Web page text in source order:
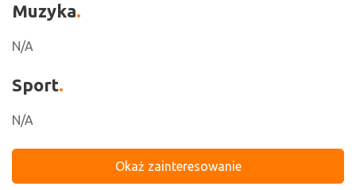
Muzyka
N/A
Sport
N/A
Okaż zainteresowanie